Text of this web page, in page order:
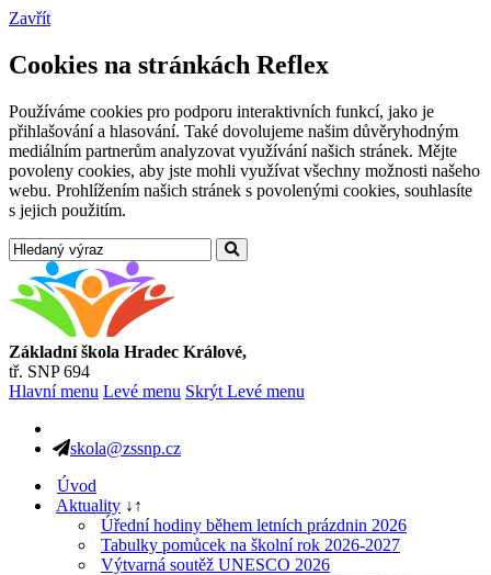
Zavřít
Cookies na stránkách Reflex
Používáme cookies pro podporu interaktivních funkcí, jako je
přihlašování a hlasování. Také dovolujeme našim důvěryhodným
mediálním partnerům analyzovat využívání našich stránek. Mějte
povoleny cookies, aby jste mohli využívat všechny možnosti našeho
webu. Prohlížením našich stránek s povolenými cookies, souhlasíte
s jejich použitím.
Základní škola Hradec Králové,
tř. SNP 694
Hlavní menu Levé menu Skrýt Levé menu
skola@zssnp.cz
Úvod
Aktuality ↓ ↑
Úřední hodiny během letních prázdnin 2026
Tabulky pomůcek na školní rok 2026-2027
Výtvarná soutěž UNESCO 2026